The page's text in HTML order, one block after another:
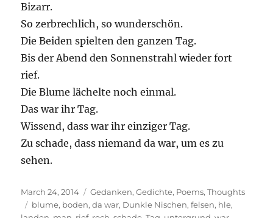
Bizarr.
So zerbrechlich, so wunderschön.
Die Beiden spielten den ganzen Tag.
Bis der Abend den Sonnenstrahl wieder fort
rief.
Die Blume lächelte noch einmal.
Das war ihr Tag.
Wissend, dass war ihr einziger Tag.
Zu schade, dass niemand da war, um es zu
sehen.
Posted
on
March 24, 2014 Categories
Gedanken,Gedichte, Poems,Thoughts
Tags
blume, boden,da war, Dunkle Nischen,felsen, hle,